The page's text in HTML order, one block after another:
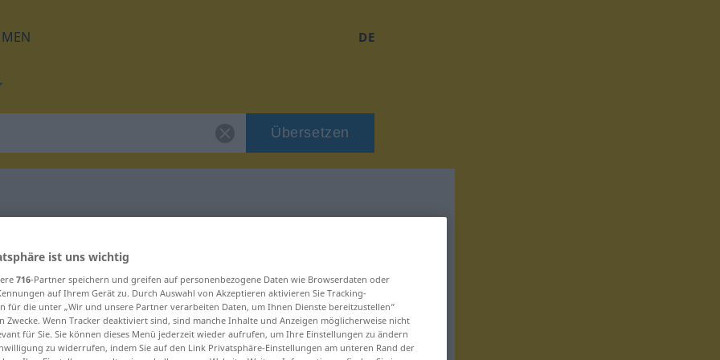
DE
Übersetzen
"imitieren"
ist uns wichtig
716-Partner speichern und greifen auf personenbezogene Daten wie Browserdaten oder
auf Ihrem Gerät zu. Durch Auswahl von Akzeptieren aktivieren Sie Tracking-
für die unter „Wir und unsere Partner verarbeiten Daten, um Ihnen Dienste bereitzustellen“
Zwecke. Wenn Tracker deaktiviert sind, sind manche Inhalte und Anzeigen möglicherweise nicht
für Sie. Sie können dieses Menü jederzeit wieder aufrufen, um Ihre Einstellungen zu ändern
zu widerrufen, indem Sie auf den Link Privatsphäre-Einstellungen am unteren Rand der